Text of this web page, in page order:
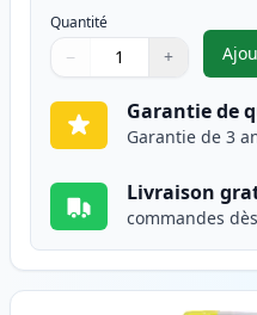
Quantité
Quantité
Utilisez les boutons pour
− +
Quantité
Garantie de
Garantie de 3
Livraison
commandes